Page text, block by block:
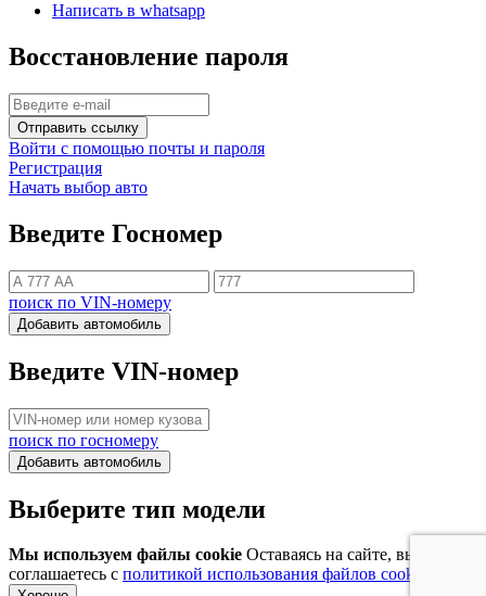
Написать в whatsapp
Восстановление пароля
Отправить ссылку
Войти с помощью почты и пароля
Регистрация
Начать выбор авто
Введите Госномер
поиск по VIN-номеру
Добавить автомобиль
Введите VIN-номер
поиск по госномеру
Добавить автомобиль
Выберите тип модели
Мы используем файлы cookie Оставаясь на сайте, вы
соглашаетесь с политикой использования файлов cookie